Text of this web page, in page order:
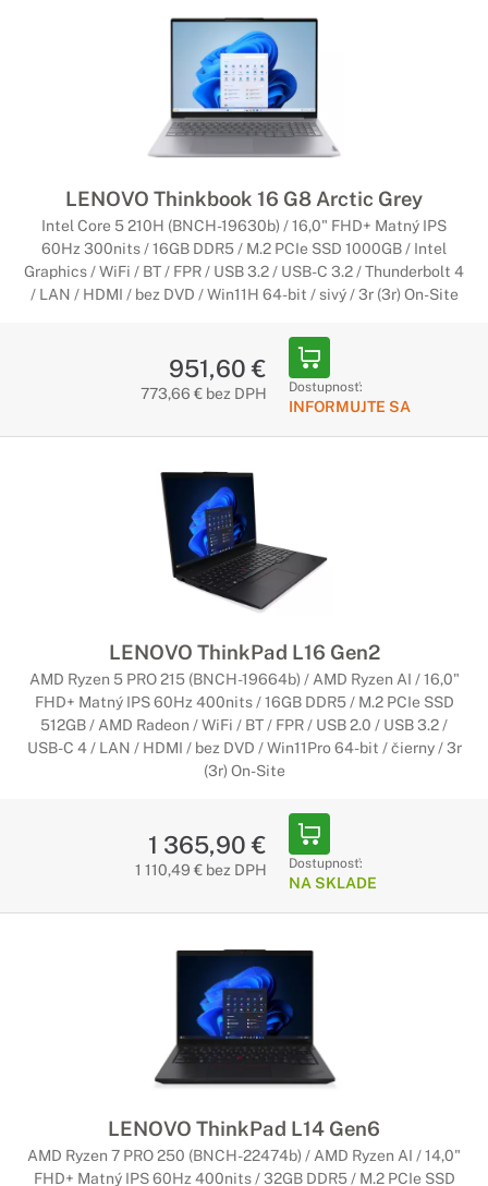
LENOVO Thinkbook 16 G8 Arctic Grey
Intel Core 5 210H (BNCH-19630b) / 16,0" FHD+ Matný IPS
60Hz 300nits / 16GB DDR5 / M.2 PCIe SSD 1000GB / Intel
Graphics / WiFi / BT / FPR / USB 3.2 / USB-C 3.2 / Thunderbolt 4
/ LAN / HDMI / bez DVD / Win11H 64-bit / sivý / 3r (3r) On-Site
951,60 €
773,66 € bez DPH Dostupnosť:
INFORMUJTE SA
LENOVO ThinkPad L16 Gen2
AMD Ryzen 5 PRO 215 (BNCH-19664b) / AMD Ryzen AI / 16,0"
FHD+ Matný IPS 60Hz 400nits / 16GB DDR5 / M.2 PCIe SSD
512GB / AMD Radeon / WiFi / BT / FPR / USB 2.0 / USB 3.2 /
USB-C 4 / LAN / HDMI / bez DVD / Win11Pro 64-bit / čierny / 3r
(3r) On-Site
1 365,90 €
1 110,49 € bez DPH Dostupnosť:
NA SKLADE
LENOVO ThinkPad L14 Gen6
AMD Ryzen 7 PRO 250 (BNCH-22474b) / AMD Ryzen AI / 14,0"
FHD+ Matný IPS 60Hz 400nits / 32GB DDR5 / M.2 PCIe SSD